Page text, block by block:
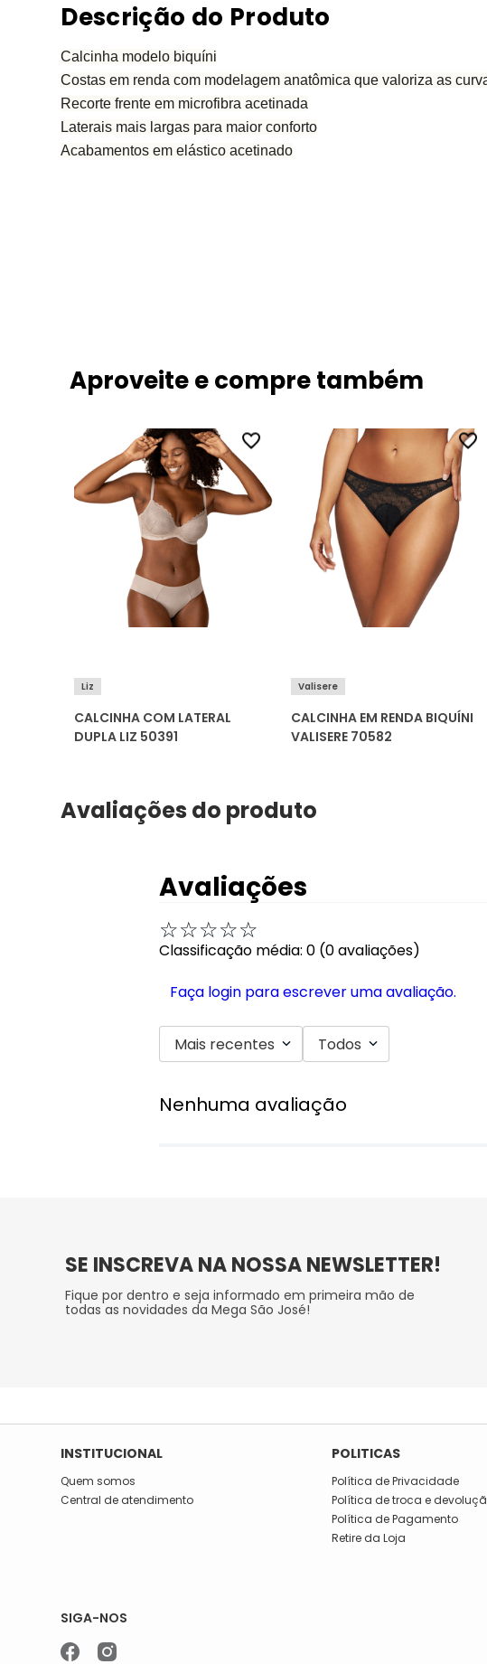
Descrição do Produto
Calcinha modelo biquíni
Costas em renda com modelagem anatômica que valoriza as
Recorte frente em microfibra acetinada
Laterais mais largas para maior conforto
Acabamentos em elástico acetinado
Aproveite e compre também
Liz
CALCINHA COM LATERAL
DUPLA LIZ 50391
Valisere
CALCINHA EM RENDA BIQUÍNI
VALISERE 70582
Avaliações do produto
Avaliações
☆☆☆☆☆
Classificação média: 0 (0 avaliações)
Faça login para escrever uma avaliação.
Mais recentes Todos
Nenhuma avaliação
SE INSCREVA NA NOSSA NEWSLETTER!
Fique por dentro e seja informado em primeira mão de
todas as novidades da Mega São José!
INSTITUCIONAL
Quem somos
Central de atendimento
POLITICAS
Política de Privacidade
Política de troca e
Política de Pagamento
Retire da Loja
SIGA-NOS